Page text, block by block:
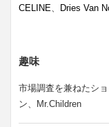
CELINE、 Dries Van
趣味
市場調査を兼ねたシ
ン、Mr.Children